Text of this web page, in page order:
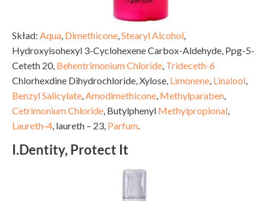
Skład: Aqua Dimethicone Stearyl Alcohol
Hydroxyisohexyl 3-Cyclohexene Carbox-Aldehyde, Ppg-5-
Ceteth 20, Behentrimonium Chloride Trideceth-6
Chlorhexdine Dihydrochloride, Xylose, Limonene Linalool
Benzyl Salicylate Amodimethicone Methylparaben
Cetrimonium Chloride , Butylphenyl Methylpropional
Laureth-4 , laureth – 23, Parfum
I.Dentity, Protect It